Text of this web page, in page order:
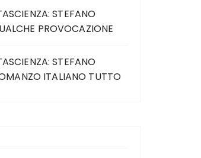
STEFANO
PROVOCAZIONE
STEFANO
ITALIANO TUTTO